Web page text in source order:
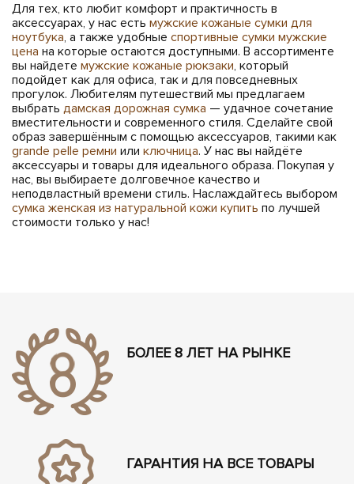
Для тех, кто любит комфорт и практичность в
аксессуарах, у нас есть мужские кожаные сумки для
ноутбука, а также удобные спортивные сумки мужские
цена на которые остаются доступными. В ассортименте
вы найдете мужские кожаные рюкзаки, который
подойдет как для офиса, так и для повседневных
прогулок. Любителям путешествий мы предлагаем
выбрать дамская дорожная сумка — удачное сочетание
вместительности и современного стиля. Сделайте свой
образ завершённым с помощью аксессуаров, такими как
grande pelle ремни или ключница. У нас вы найдёте
аксессуары и товары для идеального образа. Покупая у
нас, вы выбираете долговечное качество и
неподвластный времени стиль. Наслаждайтесь выбором
сумка женская из натуральной кожи купить по лучшей
стоимости только у нас!
БОЛЕЕ 8 ЛЕТ НА РЫНКЕ
ГАРАНТИЯ НА ВСЕ ТОВАРЫ